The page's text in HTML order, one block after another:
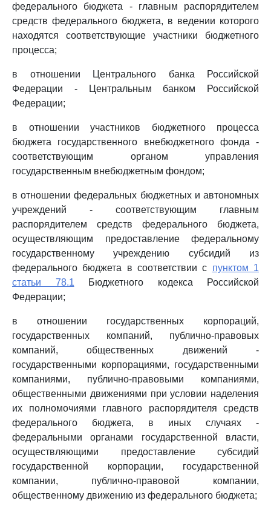
федерального бюджета - главным распорядителем
средств федерального бюджета, в ведении которого
находятся соответствующие участники бюджетного
процесса;
в отношении Центрального банка Российской
Федерации - Центральным банком Российской
Федерации;
в отношении участников бюджетного процесса
бюджета государственного внебюджетного фонда -
соответствующим органом управления
государственным внебюджетным фондом;
в отношении федеральных бюджетных и автономных
учреждений - соответствующим главным
распорядителем средств федерального бюджета,
осуществляющим предоставление федеральному
государственному учреждению субсидий из
федерального бюджета в соответствии с пунктом 1
статьи 78.1 Бюджетного кодекса Российской
Федерации;
в отношении государственных корпораций,
государственных компаний, публично-правовых
компаний, общественных движений -
государственными корпорациями, государственными
компаниями, публично-правовыми компаниями,
общественными движениями при условии наделения
их полномочиями главного распорядителя средств
федерального бюджета, в иных случаях -
федеральными органами государственной власти,
осуществляющими предоставление субсидий
государственной корпорации, государственной
компании, публично-правовой компании,
общественному движению из федерального бюджета;